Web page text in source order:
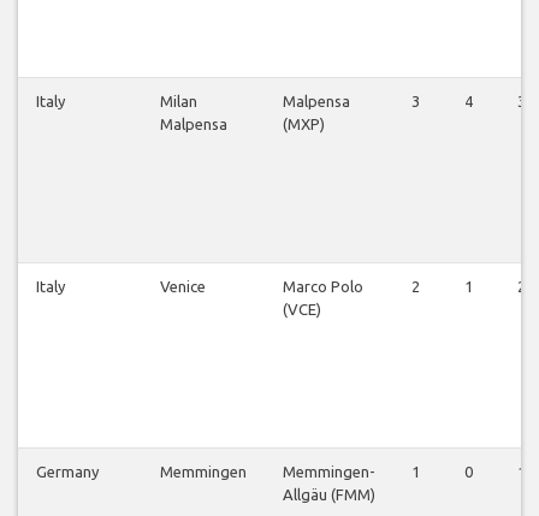
Italy
Milan
Malpensa
Malpensa
(MXP)
3 4 3
Italy Venice
Marco Polo
(VCE)
2 1 2
Germany Memmingen
Memmingen-
Allgäu (FMM)
1 0 1